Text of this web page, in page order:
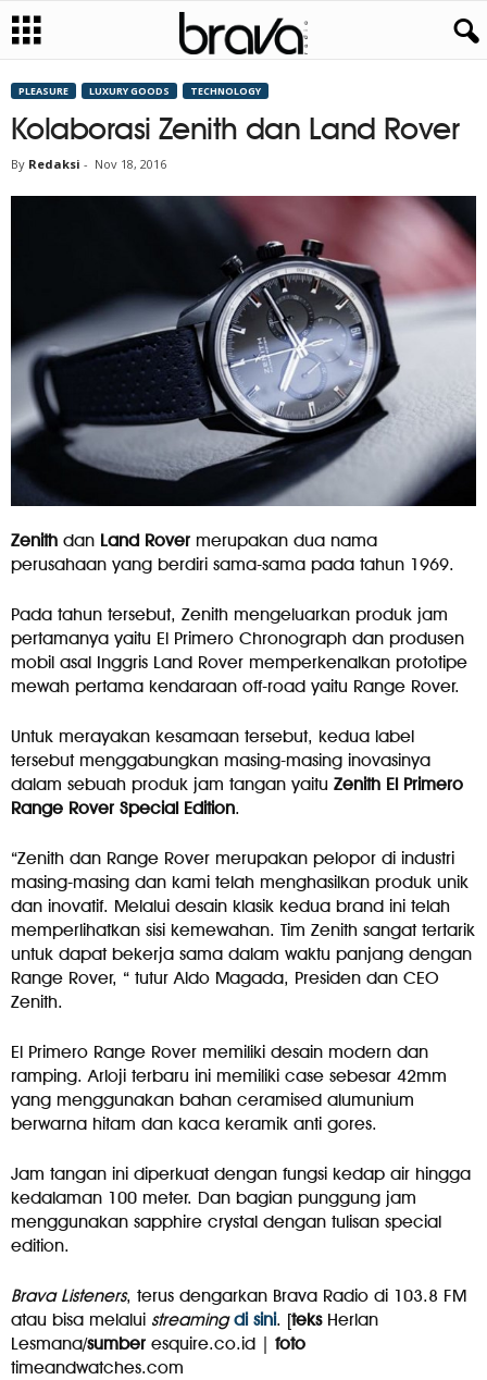
PLEASURE LUXURY GOODS TECHNOLOGY
Kolaborasi Zenith dan Land Rover
By Redaksi - Nov 18, 2016
Zenith dan Land Rover merupakan dua nama
perusahaan yang berdiri sama-sama pada tahun 1969.
Pada tahun tersebut, Zenith mengeluarkan produk jam
pertamanya yaitu El Primero Chronograph dan produsen
mobil asal Inggris Land Rover memperkenalkan prototipe
mewah pertama kendaraan off-road yaitu Range Rover.
Untuk merayakan kesamaan tersebut, kedua label
tersebut menggabungkan masing-masing inovasinya
dalam sebuah produk jam tangan yaitu Zenith El Primero
Range Rover Special Edition.
“Zenith dan Range Rover merupakan pelopor di industri
masing-masing dan kami telah menghasilkan produk unik
dan inovatif. Melalui desain klasik kedua brand ini telah
memperlihatkan sisi kemewahan. Tim Zenith sangat tertarik
untuk dapat bekerja sama dalam waktu panjang dengan
Range Rover, “ tutur Aldo Magada, Presiden dan CEO
Zenith.
El Primero Range Rover memiliki desain modern dan
ramping. Arloji terbaru ini memiliki case sebesar 42mm
yang menggunakan bahan ceramised alumunium
berwarna hitam dan kaca keramik anti gores.
Jam tangan ini diperkuat dengan fungsi kedap air hingga
kedalaman 100 meter. Dan bagian punggung jam
menggunakan sapphire crystal dengan tulisan special
edition.
Brava Listeners, terus dengarkan Brava Radio di 103.8 FM
atau bisa melalui streaming di sini. [teksHerlan
Lesmana/sumber esquire.co.id | foto
timeandwatches.com